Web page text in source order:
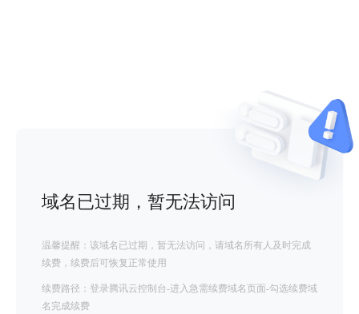
域名已过期，暂无法访问
温馨提醒：该域名已过期，暂无法访问，请域名所有人及时完成
续费，续费后可恢复正常使用
续费路径：登录腾讯云控制台-进入急需续费域名页面-勾选续费域
名完成续费